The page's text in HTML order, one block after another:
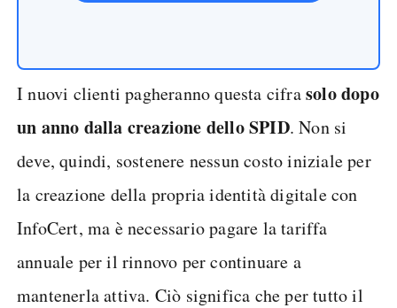
I nuovi clienti pagheranno questa cifrasolo dopo
un anno dalla creazione dello SPID. Non si
deve, quindi, sostenere nessun costo iniziale per
la creazione della propria identità digitale con
InfoCert, ma è necessario pagare la tariffa
annuale per il rinnovo per continuare a
mantenerla attiva. Ciò significa che per tutto il